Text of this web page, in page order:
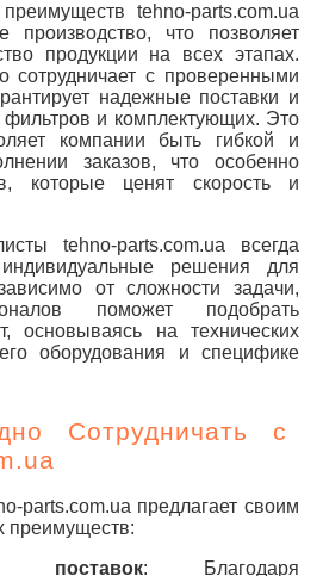
tehno-parts.com.ua
производство, что позволяет
продукции на всех этапах.
сотрудничает с проверенными
надежные поставки и
и комплектующих. Это
компании быть гибкой и
заказов, что особенно
которые ценят скорость и
tehno-parts.com.ua всегда
решения для
от сложности задачи,
поможет подобрать
основываясь на технических
оборудования и специфике
Сотрудничать с
parts.com.ua предлагает своим
преимуществ:
поставок: Благодаря